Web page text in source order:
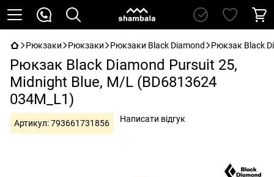
Рюкзаки Рюкзаки Рюкзаки Black Diamond Рюкзак Black
Рюкзак Black Diamond Pursuit 25,
Midnight Blue, M/L (BD6813624
034M_L1)
Артикул:793661731856 Написати відгук